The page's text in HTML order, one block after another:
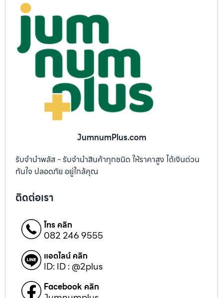
JumnumPlus.com
รับจำนำพลัส - รับจำนำสินค้าทุกชนิด ให้ราคาสูง ได้เงินด่วน
ทันใจ ปลอดภัย อยู่ใกล้คุณ
ติดต่อเรา
โทร คลิก
082 246 9555
แอดไลน์ คลิก
ID: ID : @2plus
Facebook คลิก